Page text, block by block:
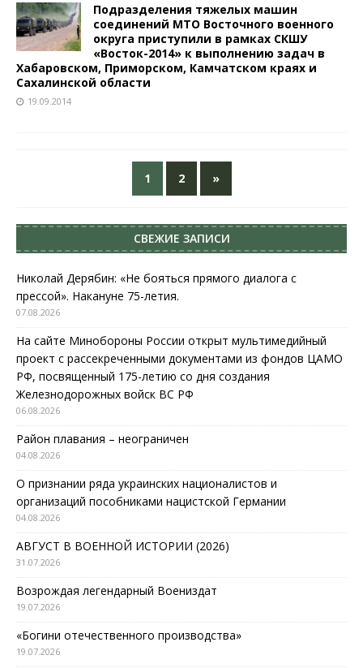
Подразделения тяжелых машин
соединений МТО Восточного военного
округа приступили в рамках СКШУ
«Восток-2014» к выполнению задач в
Хабаровском, Приморском, Камчатском краях и
Сахалинской области
19.09.2014
1 2 »
СВЕЖИЕ ЗАПИСИ
Николай Дерябин: «Не бояться прямого диалога с
прессой». Накануне 75-летия.
07.08.2026
На сайте Минобороны России открыт мультимедийный
проект с рассекреченными документами из фондов ЦАМО
РФ, посвященный 175-летию со дня создания
Железнодорожных войск ВС РФ
06.08.2026
Район плавания – неограничен
04.08.2026
О признании ряда украинских националистов и
организаций пособниками нацистской Германии
04.08.2026
АВГУСТ В ВОЕННОЙ ИСТОРИИ (2026)
31.07.2026
Возрождая легендарный Воениздат
19.07.2026
«Богини отечественного производства»
19.07.2026